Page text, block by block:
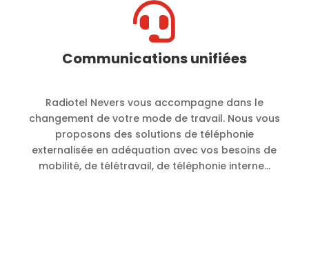

Communications unifiées
Radiotel Nevers vous accompagne dans le
changement de votre mode de travail. Nous vous
proposons des solutions de téléphonie
externalisée en adéquation avec vos besoins de
mobilité, de télétravail, de téléphonie interne…